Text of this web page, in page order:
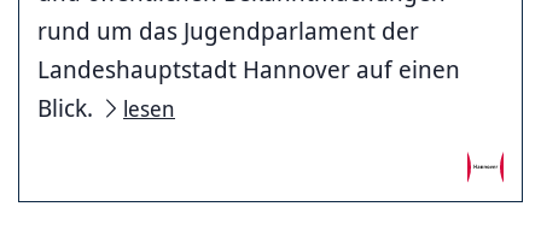
rund um das Jugendparlament der
Landeshauptstadt Hannover auf einen
Blick.
lesen